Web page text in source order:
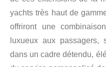
yachts très haut de
offriront une
luxueux aux
dans un cadre détendu,